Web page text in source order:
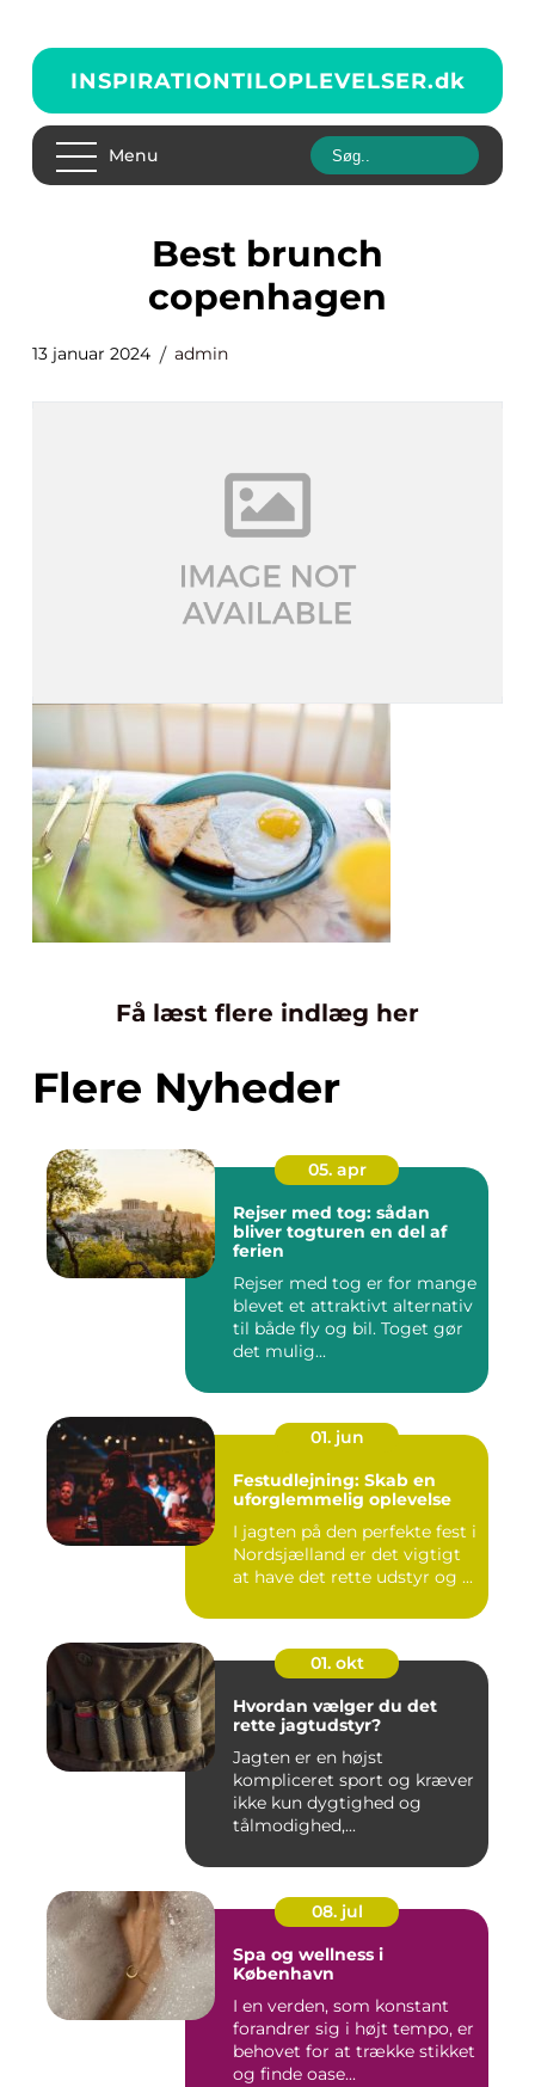
INSPIRATIONTILOPLEVELSER.dk
Menu
best brunch
copenhagen
13 januar 2024 admin
Få læst flere indlæg her
Flere Nyheder
05. apr
Rejser med tog: sådan
bliver togturen en del af
ferien
Rejser med tog er for mange
blevet et attraktivt alternativ
til både fly og bil. Toget gør
det mulig...
01. jun
Festudlejning: Skab en
uforglemmelig oplevelse
I jagten på den perfekte fest i
Nordsjælland er det vigtigt
at have det rette udstyr og ...
01. okt
Hvordan vælger du det
rette jagtudstyr?
Jagten er en højst
kompliceret sport og kræver
ikke kun dygtighed og
tålmodighed,...
08. jul
Spa og wellness i
København
I en verden, som konstant
forandrer sig i højt tempo, er
behovet for at trække stikket
og finde oase...